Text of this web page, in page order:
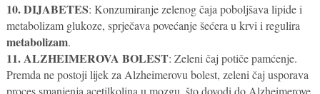
10. DIJABETES: Konzumiranje zelenog čaja poboljšava lipide i
metabolizam glukoze, sprječava povećanje šećera u krvi i regulira
metabolizam.
11. ALZHEIMEROVA BOLEST: Zeleni čaj potiče pamćenje.
Premda ne postoji lijek za Alzheimerovu bolest, zeleni čaj usporava
proces smanjenja acetilkolina u mozgu, što dovodi do Alzheimerove